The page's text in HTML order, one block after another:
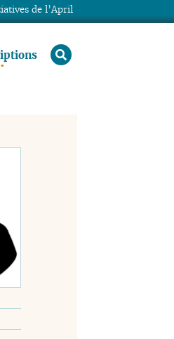
rechercher
de l’April